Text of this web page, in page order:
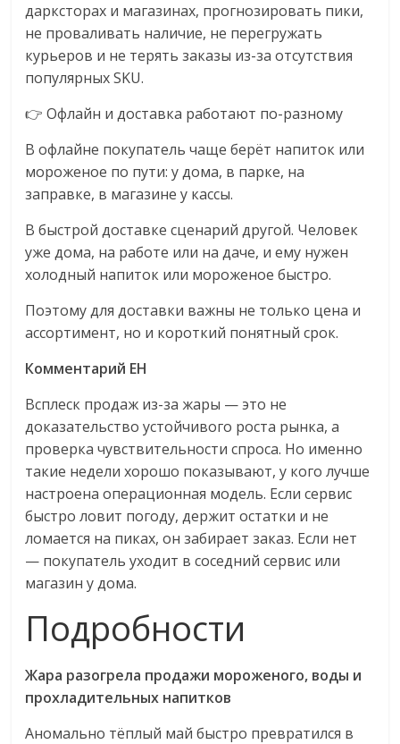
дарксторах и магазинах, прогнозировать пики,
не проваливать наличие, не перегружать
курьеров и не терять заказы из-за отсутствия
популярных SKU.
👉 Офлайн и доставка работают по-разному
В офлайне покупатель чаще берёт напиток или
мороженое по пути: у дома, в парке, на
заправке, в магазине у кассы.
В быстрой доставке сценарий другой. Человек
уже дома, на работе или на даче, и ему нужен
холодный напиток или мороженое быстро.
Поэтому для доставки важны не только цена и
ассортимент, но и короткий понятный срок.
Комментарий EH
Всплеск продаж из-за жары — это не
доказательство устойчивого роста рынка, а
проверка чувствительности спроса. Но именно
такие недели хорошо показывают, у кого лучше
настроена операционная модель. Если сервис
быстро ловит погоду, держит остатки и не
ломается на пиках, он забирает заказ. Если нет
— покупатель уходит в соседний сервис или
магазин у дома.
Подробности
Жара разогрела продажи мороженого, воды и
прохладительных напитков
Аномально тёплый май быстро превратился в